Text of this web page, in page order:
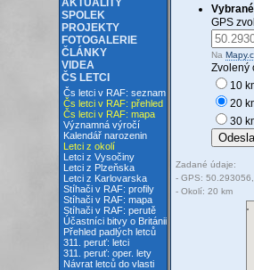
AKTUALITY
SPOLEK
PROJEKTY
FOTOGALERIE
ČLÁNKY
VIDEA
ČS LETCI
Čs letci v RAF: seznam
Čs letci v RAF: přehled
Čs letci v RAF: mapa
Významná výročí
Kalendář narozenin
Letci z okolí
Letci z Vysočiny
Letci z Plzeňska
Letci z Karlovarska
Stíhači v RAF: profily
Stíhači v RAF: mapa
Stíhači v RAF: perutě
Účastníci bitvy o Británii
Přehled padlých letců
311. peruť: letci
311. peruť: oper. lety
Návrat letců do vlasti
GPS
Na
Zvolený
10
20
30
Zadané údaje:
- GPS:
- Okolí: 20 km